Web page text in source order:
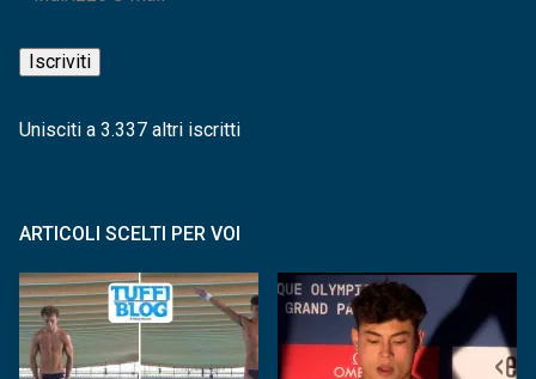
mail
Iscriviti
Unisciti a 3.337 altri iscritti
ARTICOLI SCELTI PER VOI